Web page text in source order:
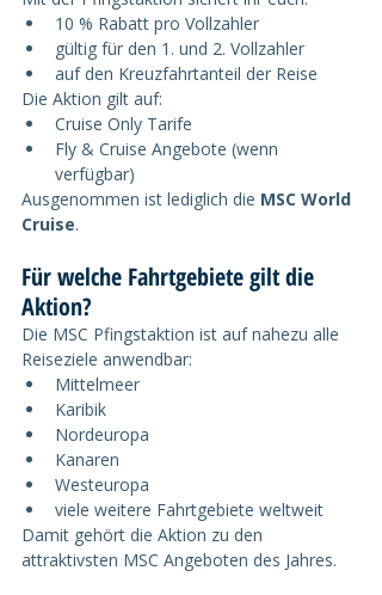
10 % Rabatt pro Vollzahler
gültig für den 1. und 2. Vollzahler
auf den Kreuzfahrtanteil der Reise
Die Aktion gilt auf:
Cruise Only Tarife
Fly & Cruise Angebote (wenn
verfügbar)
Ausgenommen ist lediglich die MSC World
Cruise.
Für welche Fahrtgebiete gilt die
Aktion?
Die MSC Pfingstaktion ist auf nahezu alle
Reiseziele anwendbar:
Mittelmeer
Karibik
Nordeuropa
Kanaren
Westeuropa
viele weitere Fahrtgebiete weltweit
Damit gehört die Aktion zu den
attraktivsten MSC Angeboten des Jahres.